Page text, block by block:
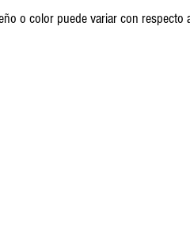
o color puede variar con respecto